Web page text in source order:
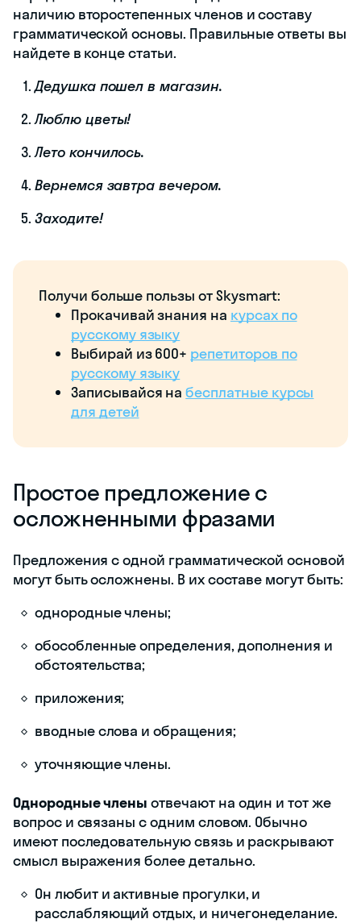
наличию второстепенных членов и составу
грамматической основы. Правильные ответы вы
найдете в конце статьи.
Дедушка пошел в магазин.
Люблю цветы!
Лето кончилось.
Вернемся завтра вечером.
Заходите!
Получи больше пользы от Skysmart:
Прокачивай знания на курсах по
русскому языку
Выбирай из 600+ репетиторов по
русскому языку
Записывайся набесплатные курсы
для детей
Простое предложение с
осложненными фразами
Предложения с одной грамматической основой
могут быть осложнены. В их составе могут быть:
однородные члены;
обособленные определения, дополнения и
обстоятельства;
приложения;
вводные слова и обращения;
уточняющие члены.
Однородные члены отвечают на один и тот же
вопрос и связаны с одним словом. Обычно
имеют последовательную связь и раскрывают
смысл выражения более детально.
Он любит и активные прогулки, и
расслабляющий отдых, и ничегонеделание.